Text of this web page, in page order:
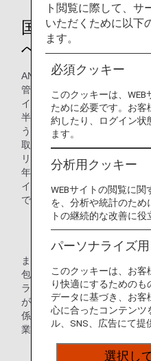
国内線における
へ
ANAグループでは、お客様に
管理のための保冷にドライア
イアイスは保冷能力が非常に
半面、昇華によるCO2排出
う課題がありました。また、
取り扱いにも十分な注意が必
リユース可能な保冷剤に切
年間1,700トン（19年度実績
イスの昇華により発生する
できます。
※ドライアイスは原料
また繰り返し使用すること
包材、敷きマットなどは年間
ライアイスに対し年間約 2
が見込まれます。加えて、保
係員や客室乗務員もドライア
業務に集中できます。
ト閲覧に際して、サ
いただくために以下
ます。
必須クッキー
このクッキーは、
ために必要です。お
約したり、ログイン状
ます。
分析用クッキー
WEBサイトの閲覧に
を、分析や統計のため
トの継続的な改善に役
パーソナライズ
このクッキーは、お客
り快適にするための
データに基づき、お客
心に合ったコンテンツ
ル、SNS、広告にて提
選択し